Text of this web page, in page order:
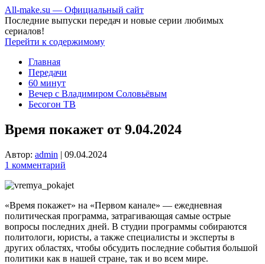
All-make.su — Официальный сайт
Последние выпуски передач и новые серии любимых
сериалов!
Перейти к содержимому
Главная
Передачи
60 минут
Вечер с Владимиром Соловьёвым
Бесогон ТВ
Время покажет от 9.04.2024
Автор: admin | 09.04.2024
1 комментарий
«Время покажет» на «Первом канале» — ежедневная
политическая программа, затрагивающая самые острые
вопросы последних дней. В студии программы собираются
политологи, юристы, а также специалисты и эксперты в
других областях, чтобы обсудить последние события большой
политики как в нашей стране, так и во всем мире.